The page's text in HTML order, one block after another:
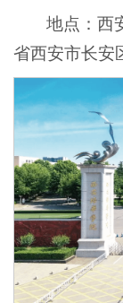
地点：西
省西安市长安